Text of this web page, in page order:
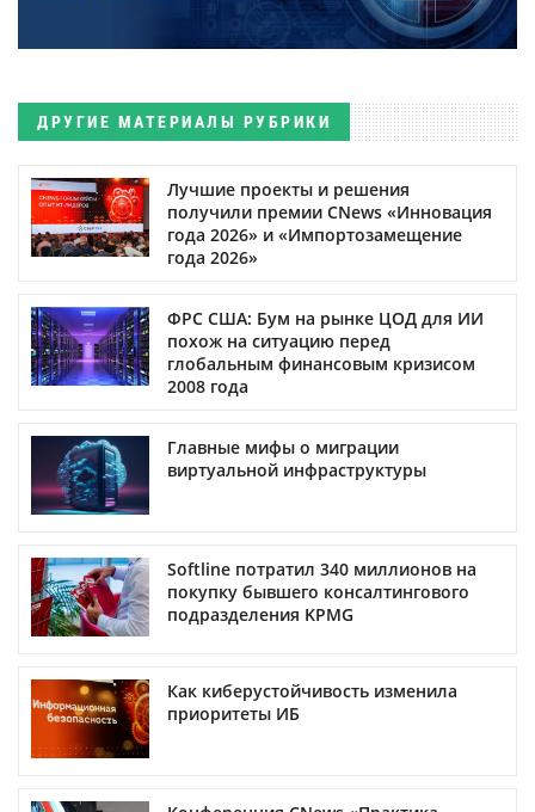
ДРУГИЕ МАТЕРИАЛЫ РУБРИКИ
Лучшие проекты и решения
получили премии CNews «Инновация
года 2026» и «Импортозамещение
года 2026»
ФРС США: Бум на рынке ЦОД для ИИ
похож на ситуацию перед
глобальным финансовым кризисом
2008 года
Главные мифы о миграции
виртуальной инфраструктуры
Softline потратил 340 миллионов на
покупку бывшего консалтингового
подразделения KPMG
Как киберустойчивость изменила
приоритеты ИБ